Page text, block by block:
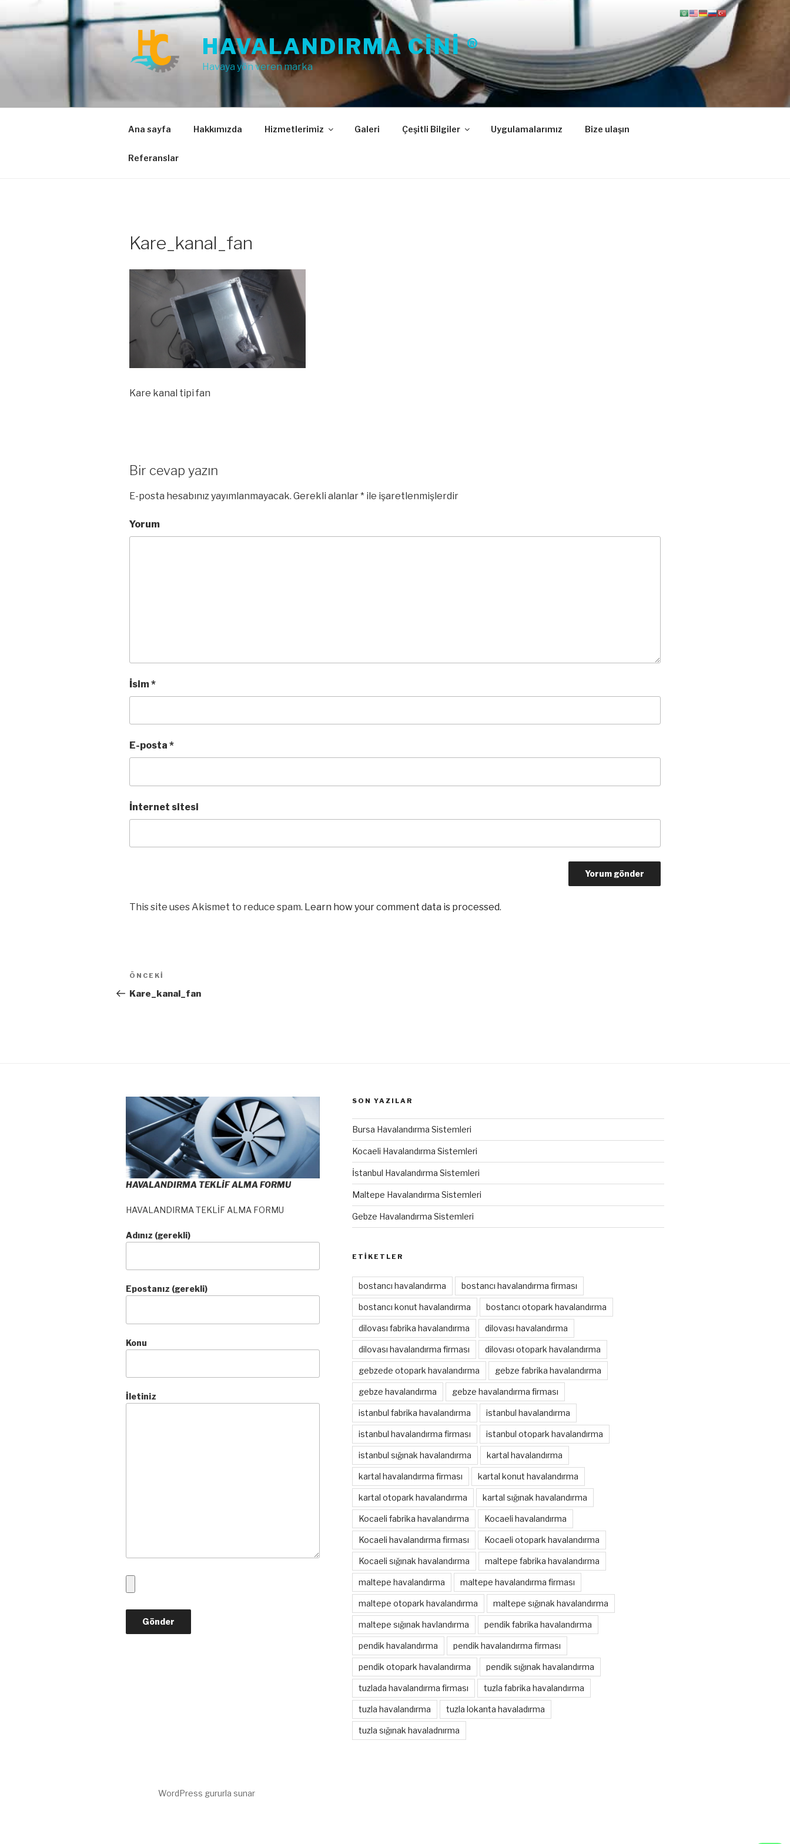
geç
HAVALANDIRMA CINI ®
Havaya yön veren marka
Ana sayfa Hakkımızda Hizmetlerimiz Galeri Çeşitli Bilgiler Uygulamalarımız Bize ulaşın
Referanslar
Kare_kanal_fan
Kare kanal tipi fan
Bir cevap yazın
E-posta hesabınız yayımlanmayacak. Gerekli alanlar* ile işaretlenmişlerdir
Yorum
İsim*
E-posta *
İnternet sitesi
This site uses Akismet to reduce spam. Learn how your comment data is processed.
Yazı
dolaşımı
Önceki
Yazı
ÖNCEKI
Kare_kanal_fan
HAVALANDIRMA TEKLİF ALMA FORMU
HAVALANDIRMA TEKLİF ALMA FORMU
Adınız (gerekli)
Epostanız (gerekli)
Konu
İletiniz
SON YAZILAR
Bursa Havalandırma Sistemleri
Kocaeli Havalandırma Sistemleri
İstanbul Havalandırma Sistemleri
Maltepe Havalandırma Sistemleri
Gebze Havalandırma Sistemleri
ETIKETLER
bostancı havalandırma bostancı havalandırma firması
bostancı konut havalandırma bostancı otopark havalandırma
dilovası fabrika havalandırma dilovası havalandırma
dilovası havalandırma firması dilovası otopark havalandırma
gebzede otopark havalandırma gebze fabrika havalandırma
gebze havalandırma gebze havalandırma firması
istanbul fabrika havalandırma istanbul havalandırma
istanbul havalandırma firması istanbul otopark havalandırma
istanbul sığınak havalandırma kartal havalandırma
kartal havalandırma firması kartal konut havalandırma
kartal otopark havalandırma kartal sığınak havalandırma
Kocaeli fabrika havalandırma Kocaeli havalandırma
Kocaeli havalandırma firması Kocaeli otopark havalandırma
Kocaeli sığınak havalandırma maltepe fabrika havalandırma
maltepe havalandırma maltepe havalandırma firması
maltepe otopark havalandırma maltepe sığınak havalandırma
maltepe sığınak havlandırma pendik fabrika havalandırma
pendik havalandırma pendik havalandırma firması
pendik otopark havalandırma pendik sığınak havalandırma
tuzlada havalandırma firması tuzla fabrika havalandırma
tuzla havalandırma tuzla lokanta havaladırma
tuzla sığınak havaladnırma
WordPress gururla sunar